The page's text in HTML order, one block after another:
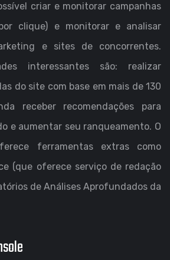
criar e monitorar campanhas
clique) e monitorar e analisar
e sites de concorrentes.
interessantes são: realizar
do site com base em mais de 130
receber recomendações para
e aumentar seu ranqueamento. O
ferramentas extras como
(que oferece serviço de redação
de Análises Aprofundados da